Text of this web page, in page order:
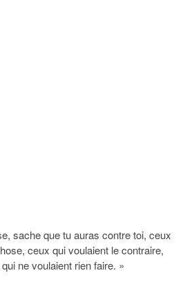
sache que tu auras contre toi, ceux
ceux qui voulaient le contraire,
ne voulaient rien faire. »